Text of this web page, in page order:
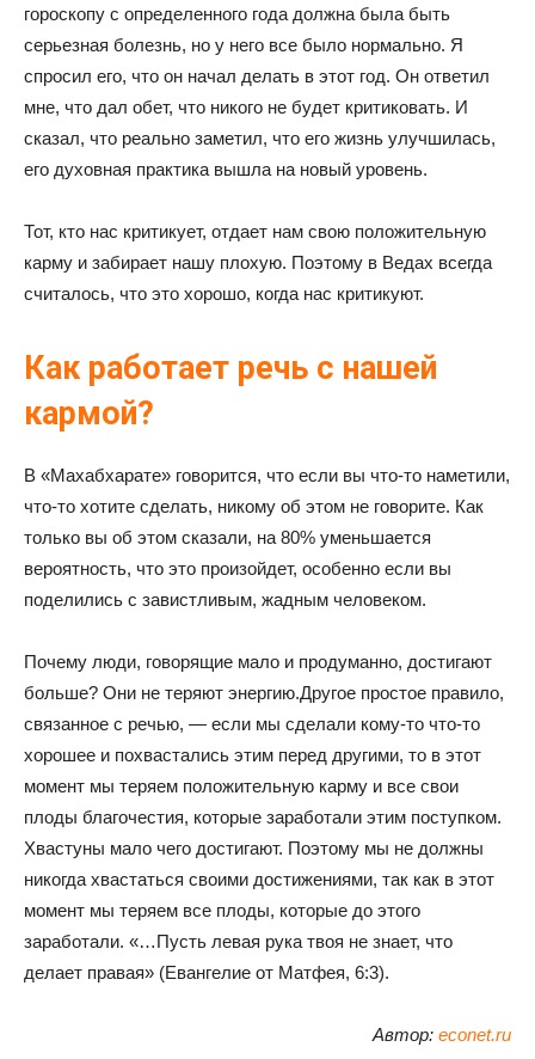
гороскопу с определенного года должна была быть
серьезная болезнь, но у него все было нормально. Я
спросил его, что он начал делать в этот год. Он ответил
мне, что дал обет, что никого не будет критиковать. И
сказал, что реально заметил, что его жизнь улучшилась,
его духовная практика вышла на новый уровень.
Тот, кто нас критикует, отдает нам свою положительную
карму и забирает нашу плохую. Поэтому в Ведах всегда
считалось, что это хорошо, когда нас критикуют.
Как работает речь с нашей
кармой?
В «Махабхарате» говорится, что если вы что-то наметили,
что-то хотите сделать, никому об этом не говорите. Как
только вы об этом сказали, на 80% уменьшается
вероятность, что это произойдет, особенно если вы
поделились с завистливым, жадным человеком.
Почему люди, говорящие мало и продуманно, достигают
больше? Они не теряют энергию.Другое простое правило,
связанное с речью, — если мы сделали кому-то что-то
хорошее и похвастались этим перед другими, то в этот
момент мы теряем положительную карму и все свои
плоды благочестия, которые заработали этим поступком.
Хвастуны мало чего достигают. Поэтому мы не должны
никогда хвастаться своими достижениями, так как в этот
момент мы теряем все плоды, которые до этого
заработали. «…Пусть левая рука твоя не знает, что
делает правая» (Евангелие от Матфея, 6:3).
Автор: econet.ru